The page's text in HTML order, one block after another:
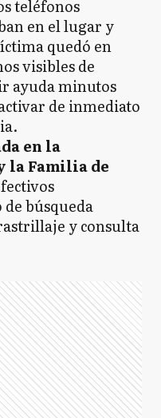
teléfonos
en el lugar y
quedó en
visibles de
ayuda minutos
de inmediato
en la
la Familia de
búsqueda
y consulta